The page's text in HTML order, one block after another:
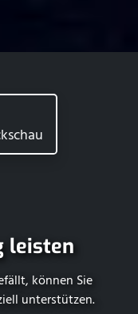
leisten
können Sie
unterstützen.